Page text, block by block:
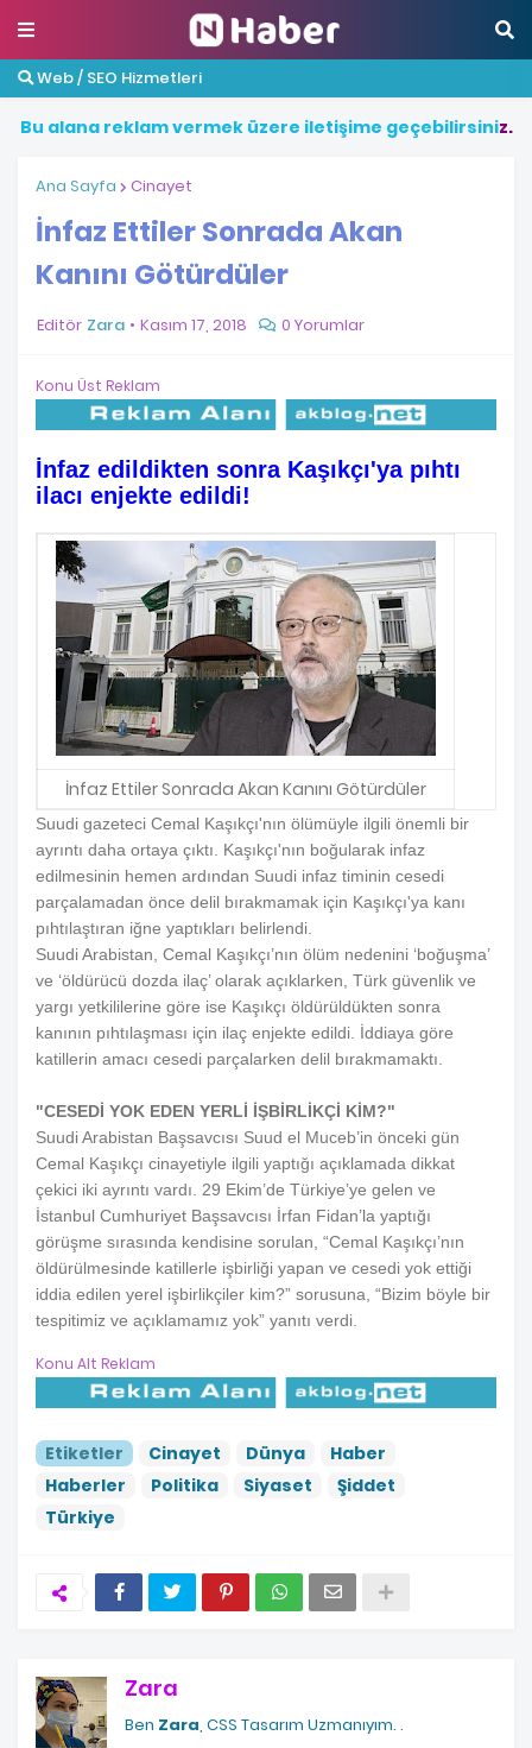
Web / SEO Hizmetleri
Bu alana reklamvermek üzere iletişime geçebilirsiniz.
Ana Sayfa Cinayet
İnfaz Ettiler Sonrada Akan
Kanını Götürdüler
Editör Zara Kasım 17, 2018 0 Yorumlar
Konu Üst Reklam
İnfaz edildikten sonra Kaşıkçı'ya pıhtı
ilacı enjekte edildi!
İnfaz Ettiler Sonrada Akan Kanını Götürdüler
Suudi gazeteci Cemal Kaşıkçı'nın ölümüyle ilgili önemli bir
ayrıntı daha ortaya çıktı. Kaşıkçı'nın boğularak infaz
edilmesinin hemen ardından Suudi infaz timinin cesedi
parçalamadan önce delil bırakmamak için Kaşıkçı'ya kanı
pıhtılaştıran iğne yaptıkları belirlendi.
Suudi Arabistan, Cemal Kaşıkçı’nın ölüm nedenini ‘boğuşma’
ve ‘öldürücü dozda ilaç’ olarak açıklarken, Türk güvenlik ve
yargı yetkililerine göre ise Kaşıkçı öldürüldükten sonra
kanının pıhtılaşması için ilaç enjekte edildi. İddiaya göre
katillerin amacı cesedi parçalarken delil bırakmamaktı.
"CESEDİ YOK EDEN YERLİ İŞBİRLİKÇİ KİM?"
Suudi Arabistan Başsavcısı Suud el Muceb’in önceki gün
Cemal Kaşıkçı cinayetiyle ilgili yaptığı açıklamada dikkat
çekici iki ayrıntı vardı. 29 Ekim’de Türkiye’ye gelen ve
İstanbul Cumhuriyet Başsavcısı İrfan Fidan’la yaptığı
görüşme sırasında kendisine sorulan, “Cemal Kaşıkçı’nın
öldürülmesinde katillerle işbirliği yapan ve cesedi yok ettiği
iddia edilen yerel işbirlikçiler kim?” sorusuna, “Bizim böyle bir
tespitimiz ve açıklamamız yok” yanıtı verdi.
Konu Alt Reklam
Etiketler Cinayet Dünya
Haber
Haberler
Politika Siyaset
Şiddet
Türkiye
Zara
Ben Zara, CSS Tasarım Uzmanıyım. .